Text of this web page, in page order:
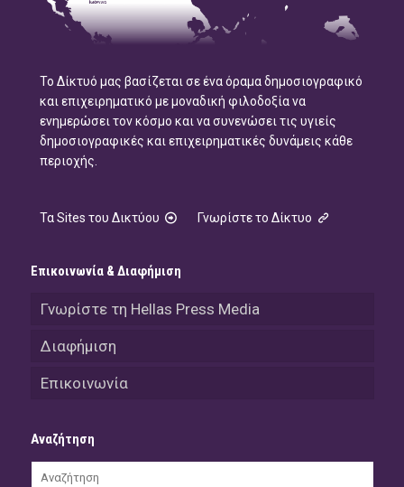
Το Δίκτυό μας βασίζεται σε ένα όραμα δημοσιογραφικό
και επιχειρηματικό με μοναδική φιλοδοξία να
ενημερώσει τον κόσμο και να συνενώσει τις υγιείς
δημοσιογραφικές και επιχειρηματικές δυνάμεις κάθε
περιοχής.
Τα Sites του Δικτύου Γνωρίστε το Δίκτυο
Επικοινωνία & Διαφήμιση
Γνωρίστε τη Hellas Press Media
Διαφήμιση
Επικοινωνία
Αναζήτηση